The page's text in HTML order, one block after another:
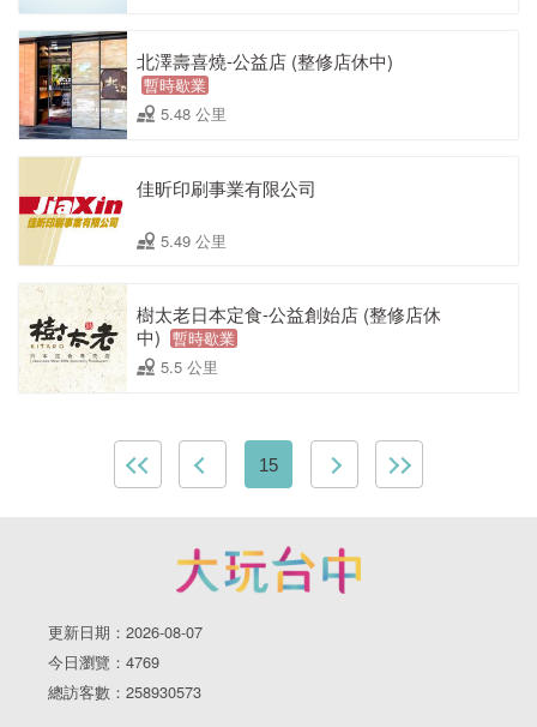
北澤壽喜燒-公益店 (整修店休中)
暫時歇業
5.48 公里
佳昕印刷事業有限公司
5.49 公里
樹太老日本定食-公益創始店 (整修店休
中) 暫時歇業
5.5 公里
15
更新日期：2026-08-07
今日瀏覽：4769
總訪客數：258930573